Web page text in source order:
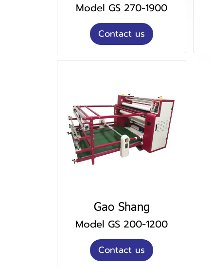
Model GS 270-1900
Contact us
Gao Shang
Model GS 200-1200
Contact us